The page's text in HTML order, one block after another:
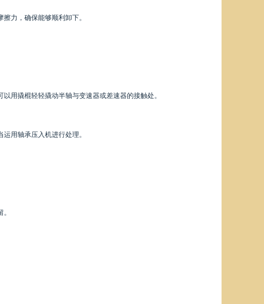
力，确保能够顺利卸下。
用撬棍轻轻撬动半轴与变速器或差速器的接触处。
用轴承压入机进行处理。